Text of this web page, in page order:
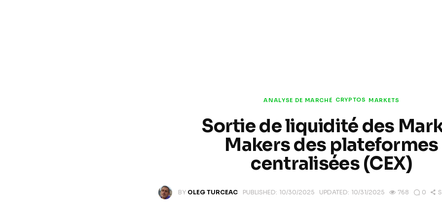
ANALYSE DE MARCHÉ CRYPTOS MARKETS
Sortie de liquidité des
Makers des plateformes
centralisées (CEX)
BY OLEG TURCEAC PUBLISHED: 10/30/2025 UPDATED: 10/31/2025 768 0